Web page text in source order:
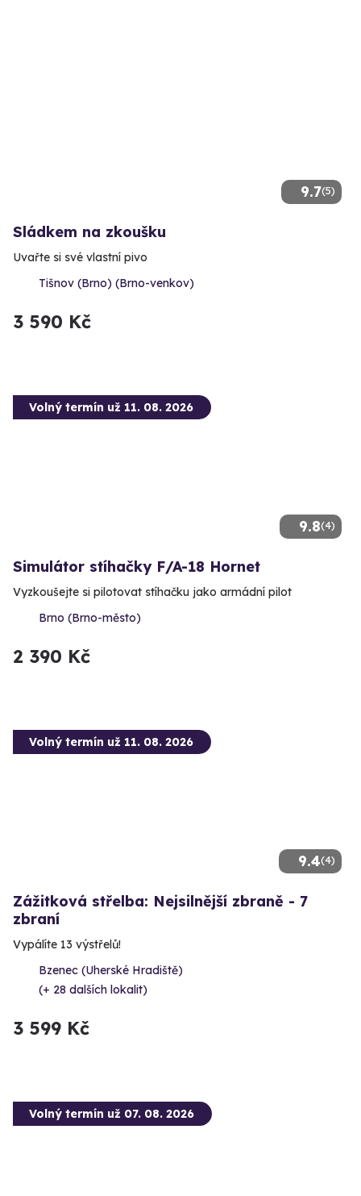
9.7(5)
Sládkem na zkoušku
Uvařte si své vlastní pivo
Tišnov (Brno) (Brno-venkov)
3 590 Kč
9.8(4)
Volný termín už 11. 08. 2026
Simulátor stíhačky F/A-18 Hornet
Vyzkoušejte si pilotovat stíhačku jako armádní pilot
Brno (Brno-město)
2 390 Kč
9.4(4)
Volný termín už 11. 08. 2026
Zážitková střelba: Nejsilnější zbraně - 7
zbraní
Vypálíte 13 výstřelů!
Bzenec (Uherské Hradiště)
(+ 28 dalších lokalit)
3 599 Kč
Volný termín už 07. 08. 2026